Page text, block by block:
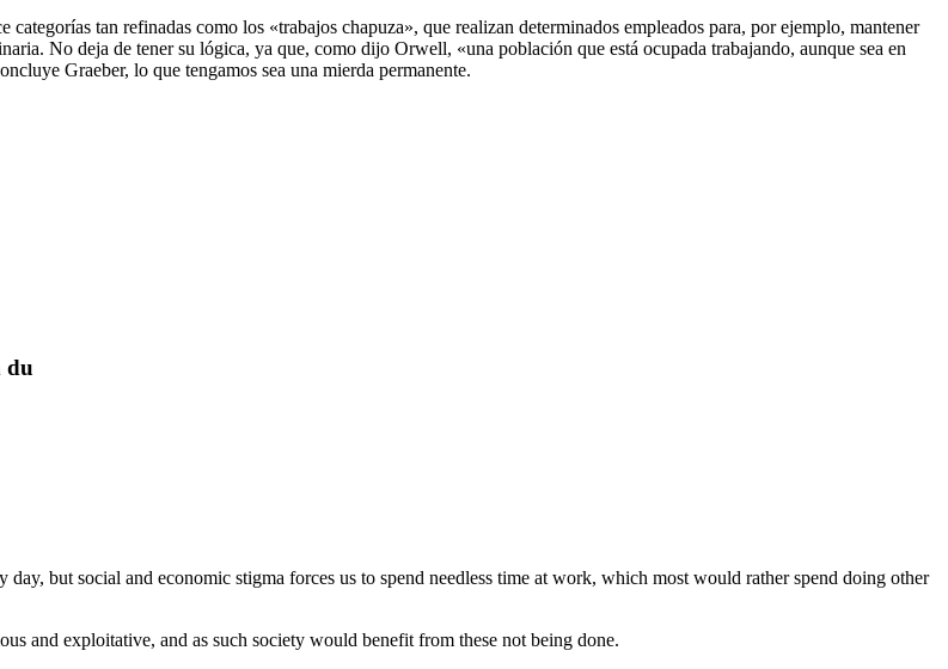
tan refinadas como los «trabajos chapuza», que realizan determinados empleados para, por ejemplo, mantener
No deja de tener su lógica, ya que, como dijo Orwell, «una población que está ocupada trabajando, aunque sea en
Graeber, lo que tengamos sea una mierda permanente.
du
but social and economic stigma forces us to spend needless time at work, which most would rather spend doing other
and exploitative, and as such society would benefit from these not being done.